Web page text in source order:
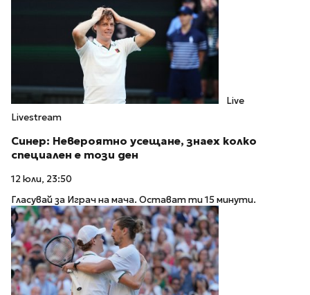
Live
Livestream
Синер: Невероятно усещане, знаех колко
специален е този ден
12 юли, 23:50
Гласувай за Играч на мача. Остават ти 15 минути.